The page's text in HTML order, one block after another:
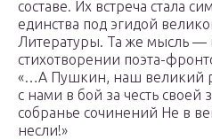
составе. Их встреча стала
единства под эгидой
Литературы. Та же мысль —
стихотворении поэта-
«…А Пушкин, наш великий
с нами в бой за честь своей
собранье сочинений Не в
несли!»